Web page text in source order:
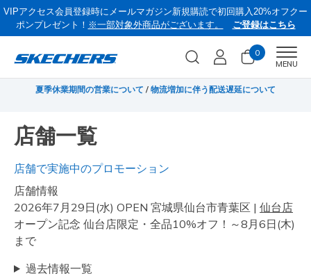
VIPアクセス会員登録時にメールマガジン新規購読で初回購入20%オフクー
ポンプレゼント！ ※一部対象外商品がございます。 ご登録はこちら
0
MENU
夏季休業期間の営業について / 物流増加に伴う配送遅延について
店舗一覧
店舗で実施中のプロモーション
店舗情報
2026年7月29日(水) OPEN 宮城県仙台市青葉区 | 仙台店
オープン記念 仙台店限定・全品10%オフ！～8月6日(木)
まで
過去情報一覧